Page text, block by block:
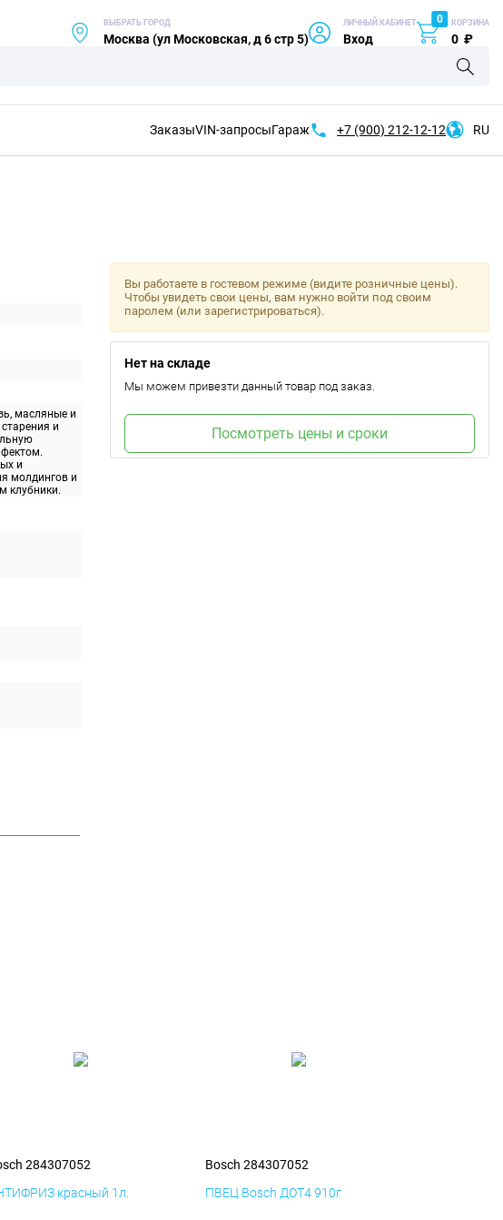
ВЫБРАТЬ ГОРОД
Москва (ул Московская, д 6 стр 5)
ЛИЧНЫЙ КАБИНЕТ
Вход
0 КОРЗИНА
0 ₽
ЗаказыVIN-запросыГараж +7 (900) 212-12-12 RU
масляные и
и
и
молдингов и
клубники.
Вы работаете в гостевом режиме (видите розничные цены).
Чтобы увидеть свои цены, вам нужно войти под своим
паролем (или зарегистрироваться).
Нет на складе
Мы можем привезти данный товар под заказ.
Посмотреть цены и сроки
284307052
красный 1л.
Bosch 284307052
ПВЕЦ Bosch ДОТ4 910г